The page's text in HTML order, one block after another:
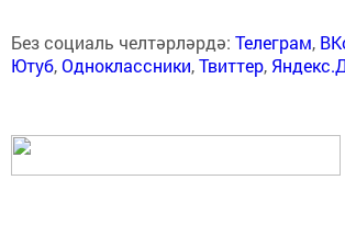
Без социаль челтәрләрдә: Телеграм,
Ютуб,Одноклассники,Твиттер,